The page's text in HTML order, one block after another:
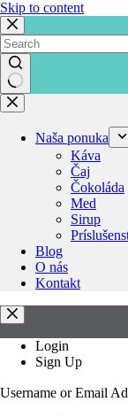
Skip to content
No
results
Naša ponuka
Káva
Čaj
Čokoláda
Med
Sirup
Blog
O nás
Kontakt
Login
Sign Up
Username or Email